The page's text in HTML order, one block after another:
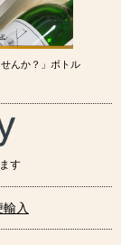
んか？」ボトル
す
入